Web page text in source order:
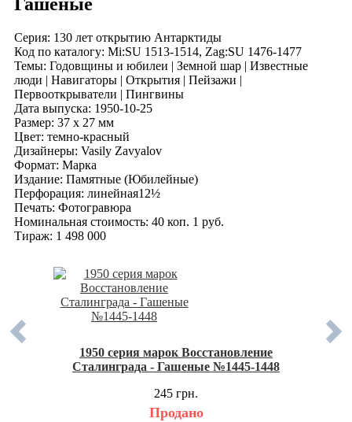
Серия: 130 лет открытию Антарктиды
Код по каталогy: Mi:SU 1513-1514, Zag:SU 1476-1477
Темы: Годовщины и юбилеи | Земной шар | Известные
люди | Навигаторы | Открытия | Пейзажи |
Первооткрыватели | Пингвины
Дата выпуска: 1950-10-25
Размер: 37 x 27 мм
Цвет: темно-красный
Дизайнеры: Vasily Zavyalov
Формат: Марка
Издание: Памятные (Юбилейные)
Перфорация: линейная12½
Печать: Фотогравюра
Номинальная стоимость: 40 коп. 1 руб.
Тираж: 1 498 000
1950 серия марок Восстановление
Сталинграда - Гашеные №1445-1448
245 грн.
Продано